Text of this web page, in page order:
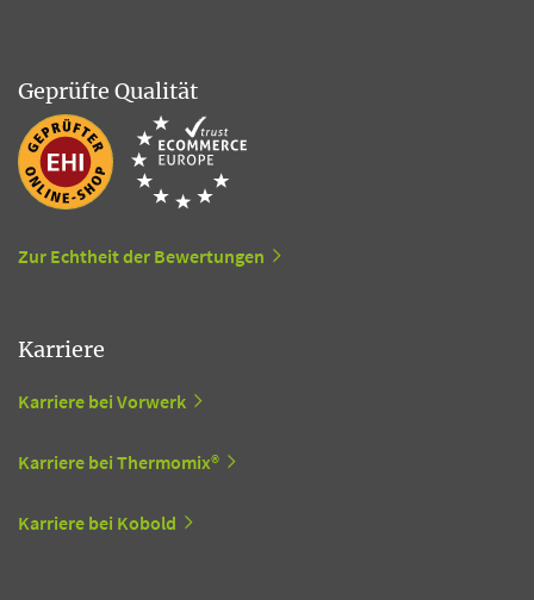
Geprüfte Qualität
Zur Echtheit der Bewertungen
Karriere
Karriere bei Vorwerk
Karriere bei Thermomix®
Karriere bei Kobold